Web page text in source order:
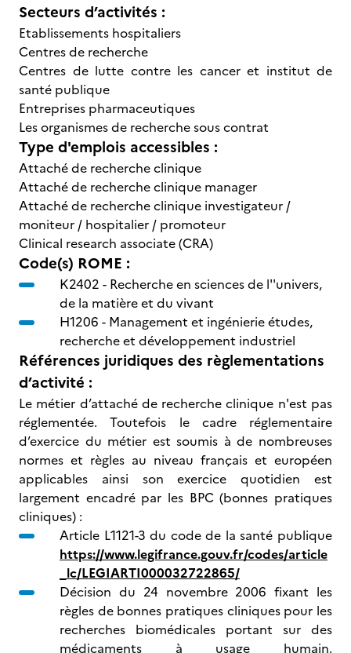
Secteurs d’activités :
Etablissements hospitaliers
Centres de recherche
Centres de lutte contre les cancer et institut de
santé publique
Entreprises pharmaceutiques
Les organismes de recherche sous contrat
Type d'emplois accessibles :
Attaché de recherche clinique
Attaché de recherche clinique manager
Attaché de recherche clinique investigateur /
moniteur / hospitalier / promoteur
Clinical research associate (CRA)
Code(s) ROME :
K2402 - Recherche en sciences de l''univers,
de la matière et du vivant
H1206 - Management et ingénierie études,
recherche et développement industriel
Références juridiques des règlementations
d’activité :
Le métier d’attaché de recherche clinique n'est pas
réglementée. Toutefois le cadre réglementaire
d’exercice du métier est soumis à de nombreuses
normes et règles au niveau français et européen
applicables ainsi son exercice quotidien est
largement encadré par les BPC (bonnes pratiques
cliniques) :
Article L1121-3 du code de la santé publique
https://www.legifrance.gouv.fr/codes/article
_lc/LEGIARTI000032722865/
Décision du 24 novembre 2006 fixant les
règles de bonnes pratiques cliniques pour les
recherches biomédicales portant sur des
médicaments à usage humain.